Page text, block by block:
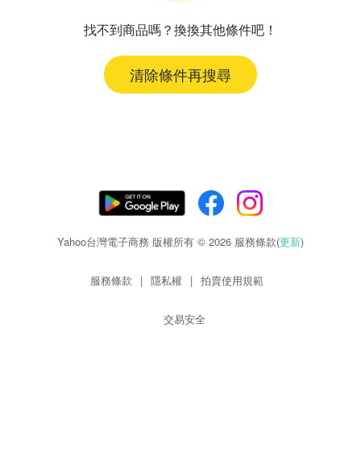
找不到商品嗎？換換其他條件吧！
清除條件再搜尋
Yahoo台灣電子商務 版權所有 © 2026 服務條款(更新)
服務條款 | 隱私權 | 拍賣使用規範
交易安全